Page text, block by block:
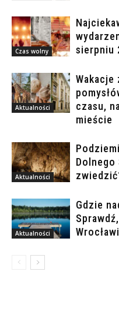
Czas wolny
sierpniu
Aktualności
Wakacje
czasu,
mieście
Aktualności
Dolnego
Aktualności
Gdzie